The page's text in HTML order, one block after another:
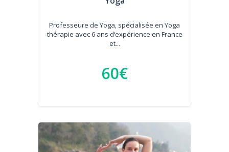
Professeure de Yoga, spécialisée en Yoga
thérapie avec 6 ans d‘expérience en France
et...
60€